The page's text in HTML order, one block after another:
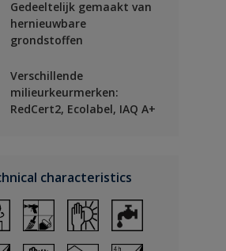
Gedeeltelijk gemaakt van
hernieuwbare
grondstoffen
Verschillende
milieurkeurmerken:
RedCert2, Ecolabel, IAQ A+
characteristics